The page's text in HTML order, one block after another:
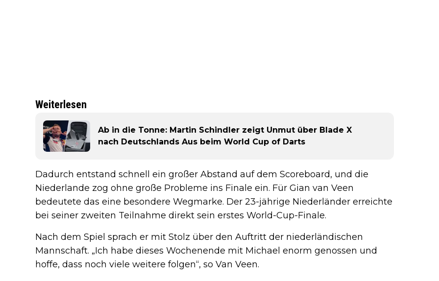
Weiterlesen
Ab in die Tonne: Martin Schindler zeigt Unmut über Blade X
nach Deutschlands Aus beim World Cup of Darts
Dadurch entstand schnell ein großer Abstand auf dem Scoreboard, und die
Niederlande zog ohne große Probleme ins Finale ein. Für Gian van Veen
bedeutete das eine besondere Wegmarke. Der 23-jährige Niederländer erreichte
bei seiner zweiten Teilnahme direkt sein erstes World-Cup-Finale.
Nach dem Spiel sprach er mit Stolz über den Auftritt der niederländischen
Mannschaft. „Ich habe dieses Wochenende mit Michael enorm genossen und
hoffe, dass noch viele weitere folgen“, so Van Veen.